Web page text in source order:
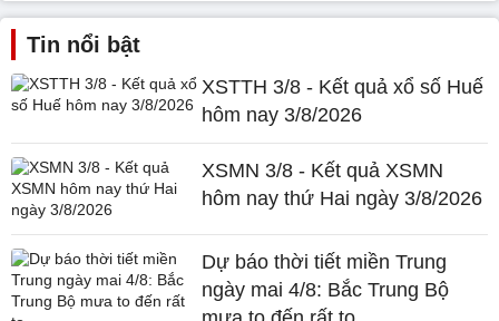
Tin nổi bật
XSTTH 3/8 - Kết quả xổ số Huế
hôm nay 3/8/2026
XSMN 3/8 - Kết quả XSMN
hôm nay thứ Hai ngày 3/8/2026
Dự báo thời tiết miền Trung
ngày mai 4/8: Bắc Trung Bộ